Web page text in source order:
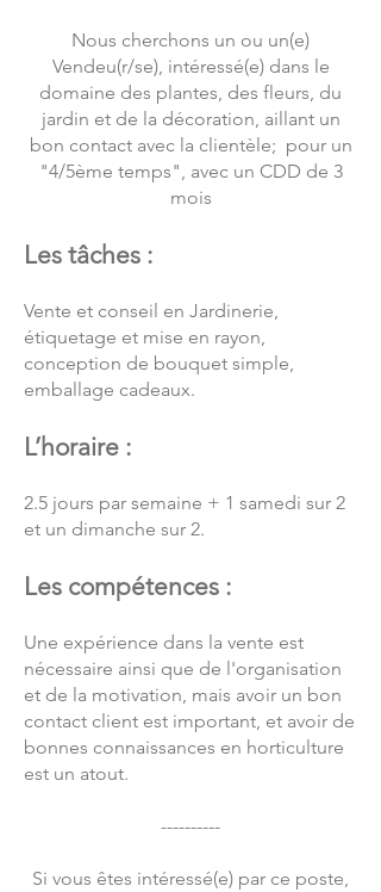
Nous cherchons un ou un(e)
Vendeu(r/se), intéressé(e) dans le
domaine des plantes, des fleurs, du
jardin et de la décoration, aillant un
bon contact avec la clientèle; pour un
"4/5ème temps", avec un CDD de 3
mois
Les tâches :
Vente et conseil en Jardinerie,
étiquetage et mise en rayon,
conception de bouquet simple,
emballage cadeaux.
L’horaire :
2.5 jours par semaine + 1 samedi sur 2
et un dimanche sur 2.
Les compétences :
Une expérience dans la vente est
nécessaire ainsi que de l'organisation
et de la motivation, mais avoir un bon
contact client est important, et avoir de
bonnes connaissances en horticulture
est un atout.
----------
Si vous êtes intéressé(e) par ce poste,